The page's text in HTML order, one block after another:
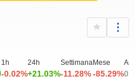
1h
-0.02%
24h
+21.03%
Settimana
-11.28%
Mese
-85.29%